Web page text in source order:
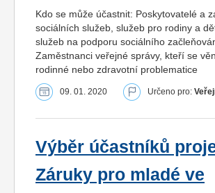
Kdo se může účastnit: Poskytovatelé a
sociálních služeb, služeb pro rodiny a
služeb na podporu sociálního
Zaměstnanci veřejné správy, kteří se
rodinné nebo zdravotní problematice
09. 01. 2020 Určeno pro:
Výběr účastníků
Záruky pro mladé ve